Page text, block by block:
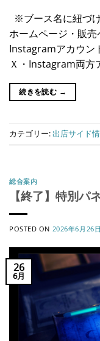
※ブース名に紐づ
ホームページ・販
Instagramアカウン
Ｘ・Instagram両方
続きを読む →
カテゴリー:出店サイド
総合案内
【終了】特別パ
POSTED ON 2026年6月26日
26
6月